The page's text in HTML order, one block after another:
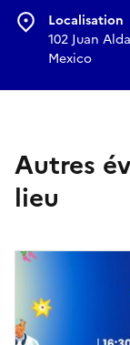
Localisation
102 Juan
Mexico
Autres
lieu